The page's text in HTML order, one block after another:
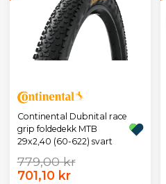
Continental Dubnital race
grip foldedekk MTB
29x2,40 (60-622) svart
779,00 kr
701,10 kr